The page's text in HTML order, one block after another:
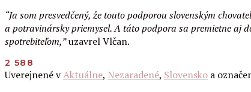
“Ja som presvedčený, že touto podporou slovenským
a potravinársky priemysel. A táto podpora sa premietne aj
spotrebiteľom,”uzavrel Vlčan.
2 588
Uverejnené vAktuálne, Nezaradené, Slovensko a